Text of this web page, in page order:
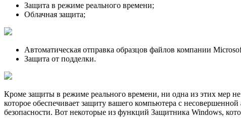
Защита в режиме реального времени;
Облачная защита;
Автоматическая отправка образцов файлов компании
Защита от подделки.
Кроме защиты в режиме реального времени, ни одна из этих мер
которое обеспечивает защиту вашего компьютера с
безопасности. Вот некоторые из функций Защитника Windows,